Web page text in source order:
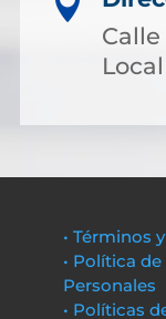
• Términos
• Política
Personales
• Políticas